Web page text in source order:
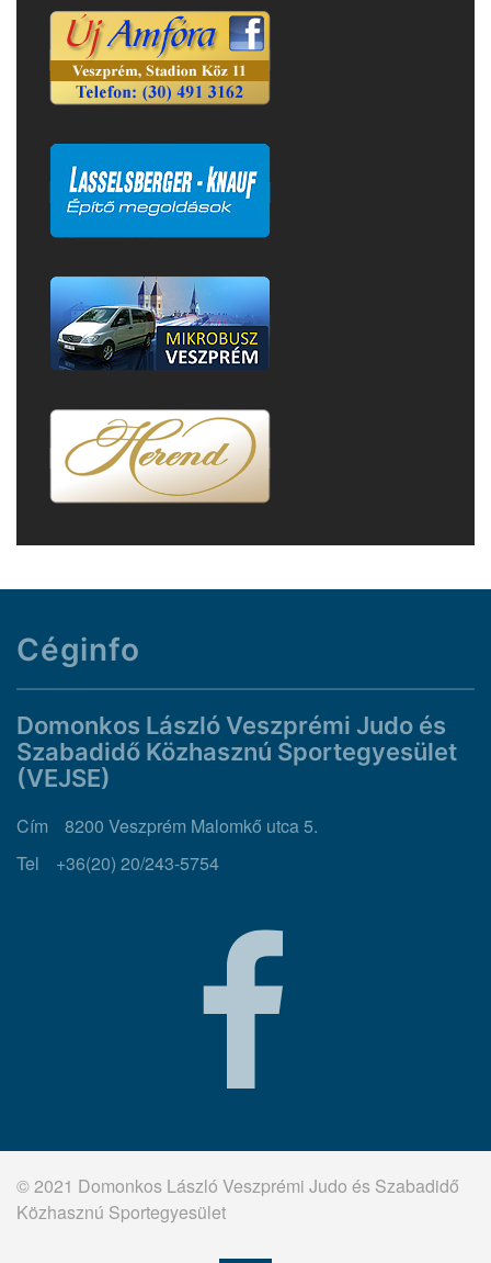
Céginfo
Domonkos László Veszprémi Judo és
Szabadidő Közhasznú Sportegyesület
(VEJSE)
Cím
8200 Veszprém Malomkő utca 5.
Tel
+36(20) 20/243-5754
© 2021 Domonkos László Veszprémi Judo és Szabadidő
Közhasznú Sportegyesület